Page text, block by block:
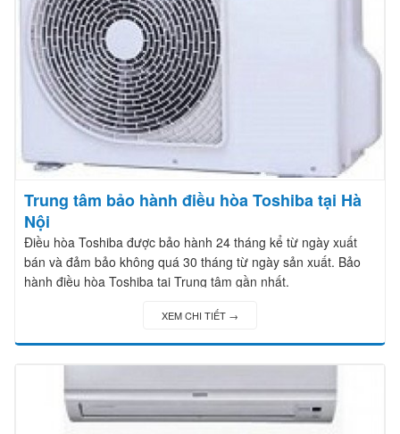
Trung tâm bảo hành điều hòa Toshiba tại Hà
Nội
Điều hòa Toshiba được bảo hành 24 tháng kể từ ngày xuất
bán và đảm bảo không quá 30 tháng từ ngày sản xuất. Bảo
hành điều hòa Toshiba tại Trung tâm gần nhất.
XEM CHI TIẾT →